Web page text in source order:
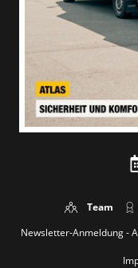
Team
Newsletter-Anmeldung -